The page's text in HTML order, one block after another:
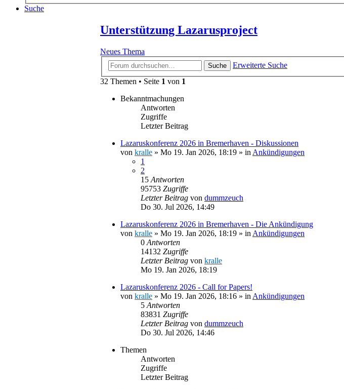
Suche
Unterstützung Lazarusproject
Neues Thema
Suche
Erweiterte Suche
32 Themen • Seite 1 von 1
Bekanntmachungen
Antworten
Zugriffe
Letzter Beitrag
Lazaruskonferenz 2026 in Bremerhaven - Diskussionen
von kralle » Mo 19. Jan 2026, 18:19 » in Ankündigungen
1
2
15 Antworten
95753 Zugriffe
Letzter Beitrag von dummzeuch
Do 30. Jul 2026, 14:49
Lazaruskonferenz 2026 in Bremerhaven - Die Ankündigung
von kralle » Mo 19. Jan 2026, 18:19 » in Ankündigungen
0 Antworten
14132 Zugriffe
Letzter Beitrag von kralle
Mo 19. Jan 2026, 18:19
Lazaruskonferenz 2026 - Call for Papers!
von kralle » Mo 19. Jan 2026, 18:16 » in Ankündigungen
5 Antworten
83831 Zugriffe
Letzter Beitrag von dummzeuch
Do 30. Jul 2026, 14:46
Themen
Antworten
Zugriffe
Letzter Beitrag